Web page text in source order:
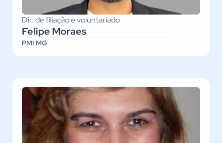
Dir. de filiação e voluntariado
Felipe Moraes
PMI MG